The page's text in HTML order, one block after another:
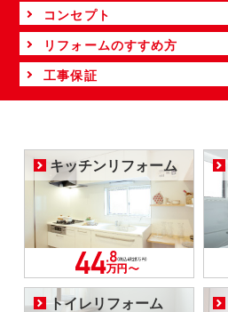
コンセプト
リフォームのすすめ方
工事保証
キッチンリフォーム
トイレリフォーム